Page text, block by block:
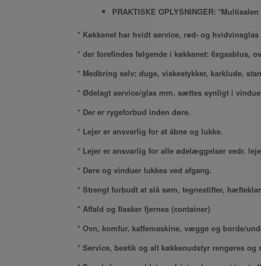
PRAKTISKE OPLYSNINGER: *Multisalen
* Køkkenet har hvidt service, rød- og hvidvinsglas
* der forefindes følgende i køkkenet: 6xgasblus,
* Medbring selv: duge, viskestykker, karklude,
* Ødelagt service/glas mm. sættes synligt i
* Der er rygeforbud inden døre.
* Lejer er ansvarlig for at åbne og lukke.
* Lejer er ansvarlig for alle ødelæggelser vedr.
* Døre og vinduer lukkes ved afgang.
* Strengt forbudt at slå søm, tegnestifter,
* Affald og flasker fjernes (container)
* Ovn, komfur, kaffemaskine, vægge og borde/
* Service, bestik og alt køkkenudstyr rengøres og